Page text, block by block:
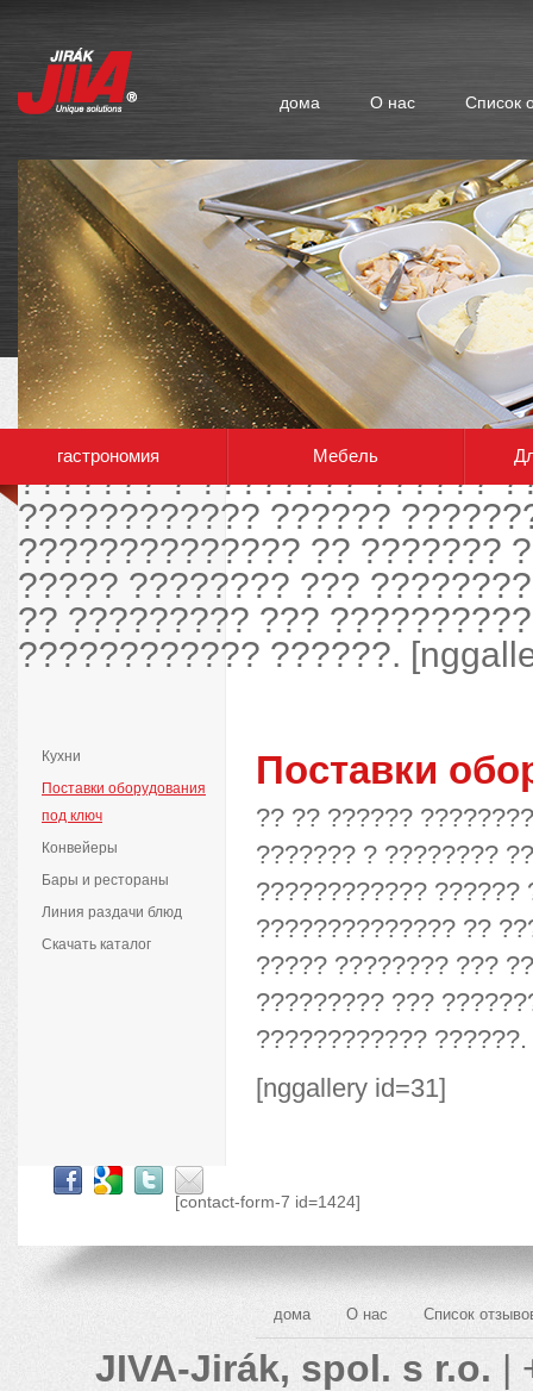
дома О нас Список
гастрономия Мебель
?? ?? ?????? ?????????
??????? ? ???????? ??????
???????????? ??????
?????????????? ?? ???????
????? ???????? ???
?? ????????? ???
???????????? ??????.
Поставки
?? ?? ??????
??????? ? ????????
???????????? ??????
?????????????? ??
????? ???????? ???
????????? ???
???????????? ??????.
[nggallery id=31]
Кухни
Поставки оборудования
под ключ
Конвейеры
Бары и рестораны
Линия раздачи блюд
Скачать каталог
[contact-form-7 id=1424]
дома О нас Список
JIVA-Jirák, spol. s r.o. |